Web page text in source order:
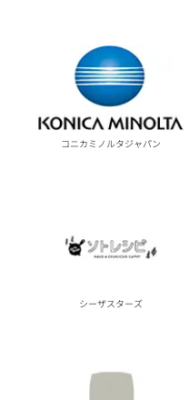
コニカミノルタジャパン
シーザスターズ